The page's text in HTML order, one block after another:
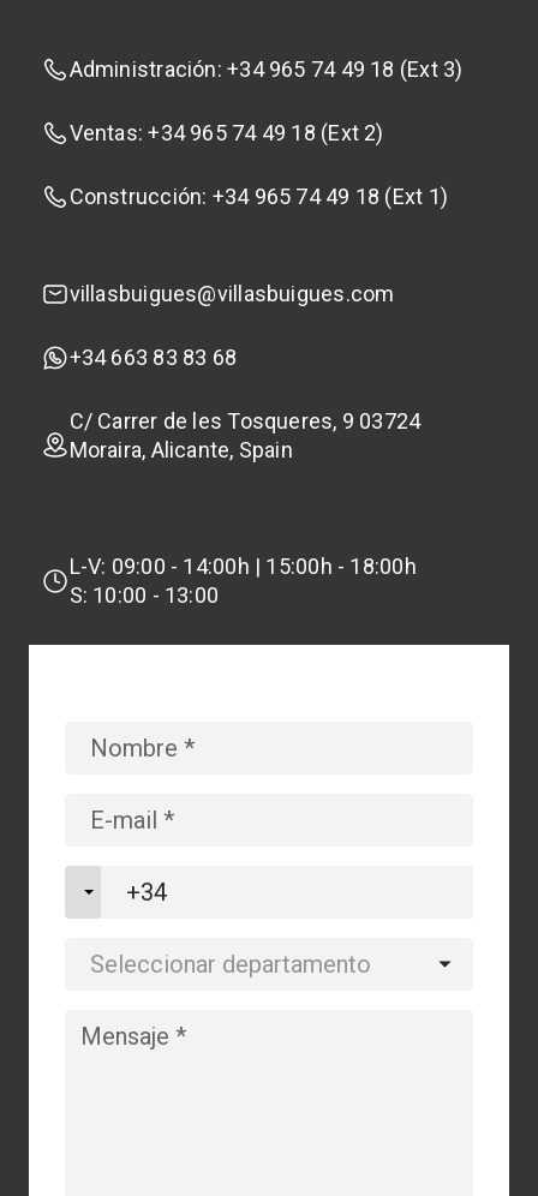
Administración: +34 965 74 49 18 (Ext 3)
Ventas: +34 965 74 49 18 (Ext 2)
Construcción: +34 965 74 49 18 (Ext 1)
villasbuigues@villasbuigues.com
+34 663 83 83 68
C/ Carrer de les Tosqueres, 9 03724
Moraira, Alicante, Spain
L-V: 09:00 - 14:00h | 15:00h - 18:00h
S: 10:00 - 13:00